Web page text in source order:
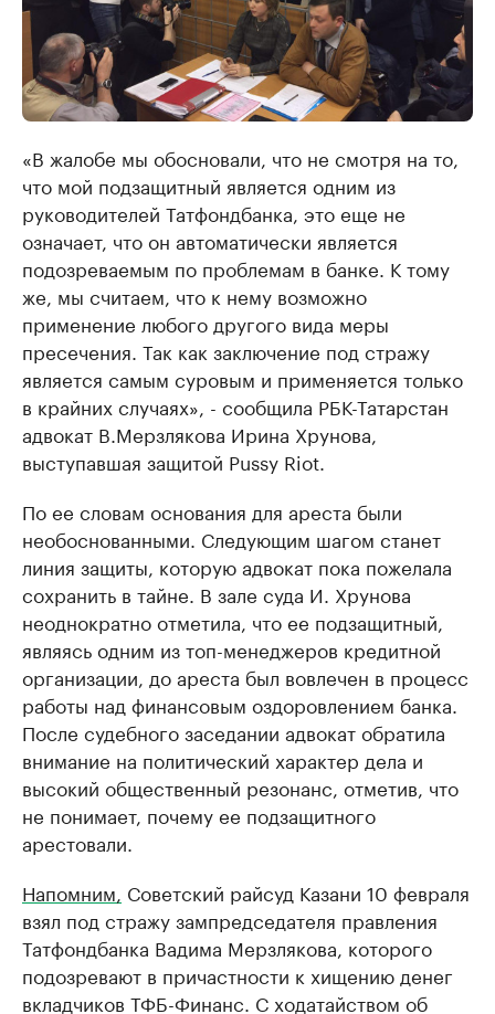
«В жалобе мы обосновали, что не смотря на то,
что мой подзащитный является одним из
руководителей Татфондбанка, это еще не
означает, что он автоматически является
подозреваемым по проблемам в банке. К тому
же, мы считаем, что к нему возможно
применение любого другого вида меры
пресечения. Так как заключение под стражу
является самым суровым и применяется только
в крайних случаях», - сообщила РБК-Татарстан
адвокат В.Мерзлякова Ирина Хрунова,
выступавшая защитой Pussy Riot.
По ее словам основания для ареста были
необоснованными. Следующим шагом станет
линия защиты, которую адвокат пока пожелала
сохранить в тайне. В зале суда И. Хрунова
неоднократно отметила, что ее подзащитный,
являясь одним из топ-менеджеров кредитной
организации, до ареста был вовлечен в процесс
работы над финансовым оздоровлением банка.
После судебного заседании адвокат обратила
внимание на политический характер дела и
высокий общественный резонанс, отметив, что
не понимает, почему ее подзащитного
арестовали.
Напомним, Советский райсуд Казани 10 февраля
взял под стражу зампредседателя правления
Татфондбанка Вадима Мерзлякова, которого
подозревают в причастности к хищению денег
вкладчиков ТФБ-Финанс. С ходатайством об